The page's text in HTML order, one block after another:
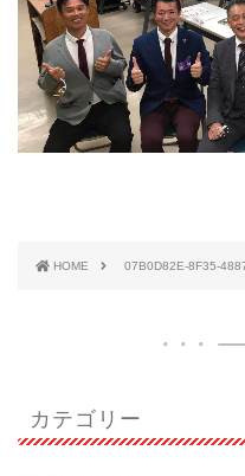
HOME 07B0D82E-8F35-
カテゴリー